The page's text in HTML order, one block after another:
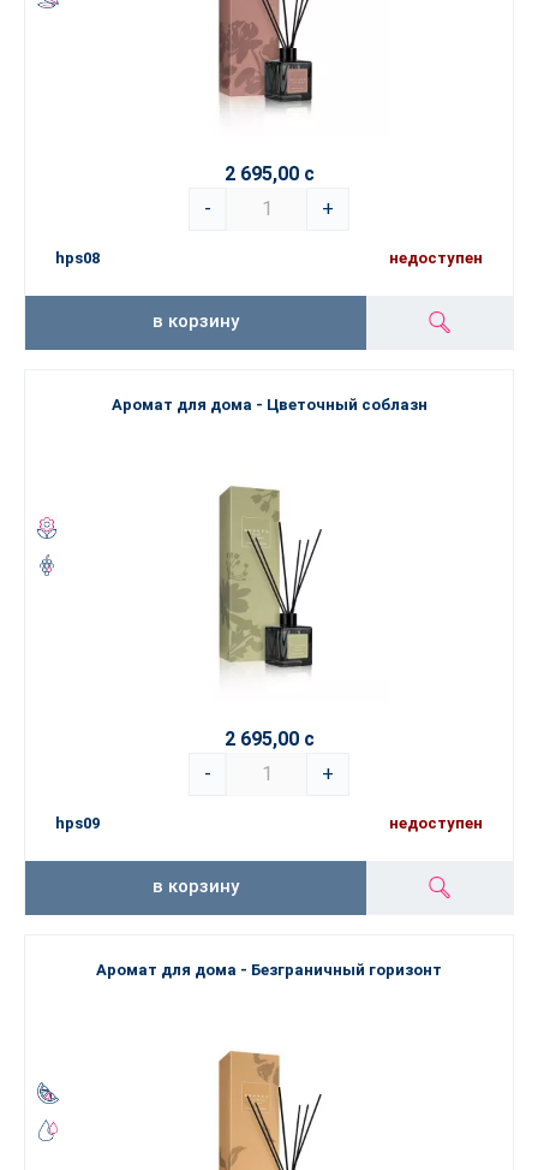
2 695,00 с
-
+
hps08 недоступен
в корзину
Аромат для дома - Цветочный соблазн
2 695,00 с
-
+
hps09 недоступен
в корзину
Аромат для дома - Безграничный горизонт